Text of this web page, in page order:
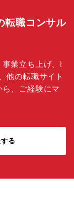
転職コンサル
業立ち上げ、I
他の転職サイト
ら、ご経験にマ
る